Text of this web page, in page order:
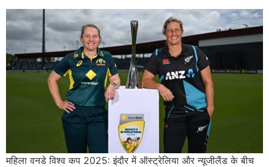
महिला वनडे विश्व कप 2025: इंदौर में ऑस्ट्रेलिया और न्यूजीलैंड के बीच